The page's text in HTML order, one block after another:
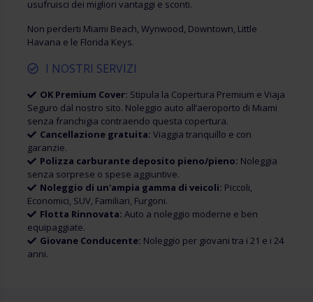
usufruisci dei migliori vantaggi e sconti.
Non perderti Miami Beach, Wynwood, Downtown, Little
Havana e le Florida Keys.
I NOSTRI SERVIZI
OK Premium Cover: Stipula la Copertura Premium e Viaja
Seguro dal nostro sito. Noleggio auto all’aeroporto di Miami
senza franchigia contraendo questa copertura.
Cancellazione gratuita: Viaggia tranquillo e con
garanzie.
Polizza carburante deposito pieno/pieno: Noleggia
senza sorprese o spese aggiuntive.
Noleggio di un'ampia gamma di veicoli: Piccoli,
Economici, SUV, Familiari, Furgoni.
Flotta Rinnovata: Auto a noleggio moderne e ben
equipaggiate.
Giovane Conducente: Noleggio per giovani tra i 21 e i 24
anni.